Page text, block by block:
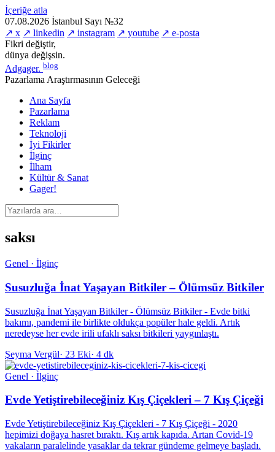
İçeriğe atla
07.08.2026 İstanbul Sayı №32
↗ x ↗ linkedin ↗ instagram ↗ youtube ↗ e-posta
Fikri değiştir,
dünya değişsin.
Adgager. blog
Pazarlama Araştırmasının Geleceği
Ana Sayfa
Pazarlama
Reklam
Teknoloji
İyi Fikirler
İlginç
İlham
Kültür & Sanat
Gager!
saksı
Genel · İlginç
Susuzluğa İnat Yaşayan Bitkiler – Ölümsüz Bitkiler
Susuzluğa İnat Yaşayan Bitkiler - Ölümsüz Bitkiler - Evde bitki
bakımı, pandemi ile birlikte oldukça popüler hale geldi. Artık
neredeyse her evde irili ufaklı saksı bitkileri yaygınlaştı.
Şeyma Vergül· 23 Eki· 4 dk
Genel · İlginç
Evde Yetiştirebileceğiniz Kış Çiçekleri – 7 Kış Çiçeği
Evde Yetiştirebileceğiniz Kış Çiçekleri - 7 Kış Çiçeği - 2020
hepimizi doğaya hasret bıraktı. Kış artık kapıda. Artan Covid-19
vakaların paralelinde yasaklar da tekrar gündeme gelmeye başladı.